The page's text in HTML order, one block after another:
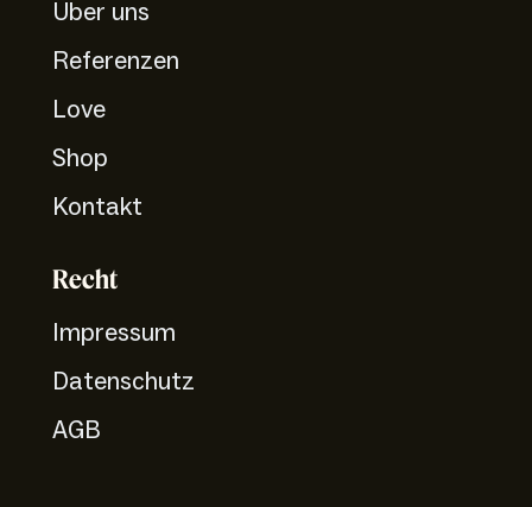
Über uns
Referenzen
Love
Shop
Kontakt
Recht
Impressum
Datenschutz
AGB